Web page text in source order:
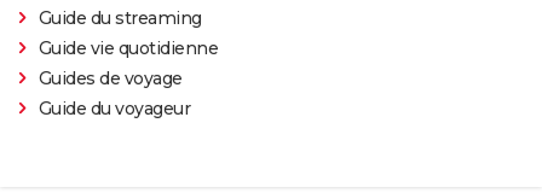
Oh Canada : que vaut le film avec Richard Gere et
Jacob Elordi présenté au Festival de Cannes ?
Guide du streaming
Guide vie quotidienne
Guides de voyage
Guide du voyageur